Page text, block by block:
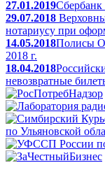
27.01.2019
29.07.2018
нотариусу при
14.05.2018Полисы
2018 г.
18.04.2018
невозвратные
по Ульяновской